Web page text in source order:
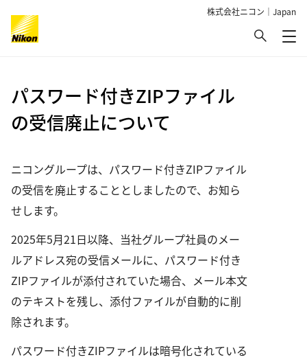
株式会社ニコン｜Japan
検索
メ
パスワード付きZIPファイル
の受信廃止について
ニコングループは、パスワード付きZIPファイル
の受信を廃止することとしましたので、お知ら
せします。
2025年5月21日以降、当社グループ社員のメー
ルアドレス宛の受信メールに、パスワード付き
ZIPファイルが添付されていた場合、メール本文
のテキストを残し、添付ファイルが自動的に削
除されます。
パスワード付きZIPファイルは暗号化されている